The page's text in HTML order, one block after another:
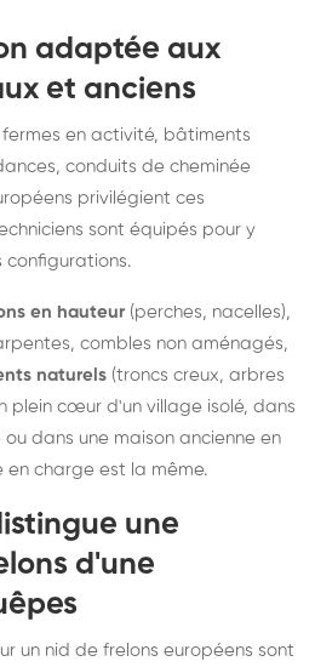
adaptée aux
et anciens
en activité, bâtiments
conduits de cheminée
privilégient ces
sont équipés pour y
configurations.
en hauteur (perches, nacelles),
combles non aménagés,
naturels (troncs creux, arbres
plein cœur d'un village isolé, dans
dans une maison ancienne en
charge est la même.
une
d'une
un nid de frelons européens sont